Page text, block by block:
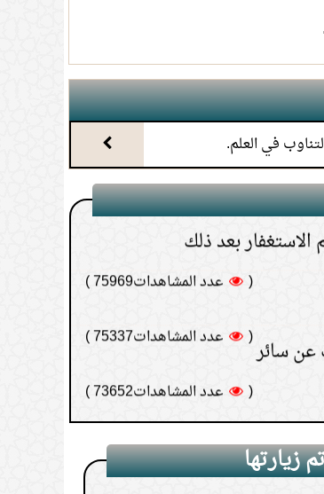
( عدد المشاهدات93149 )
أو
( عدد المشاهدات91572 )
الاستغفار بعد ذلك
( عدد المشاهدات75969 )
( عدد المشاهدات75337 )
سائر
( عدد المشاهدات73652 )
( عدد المشاهدات70659 )
زيارتها